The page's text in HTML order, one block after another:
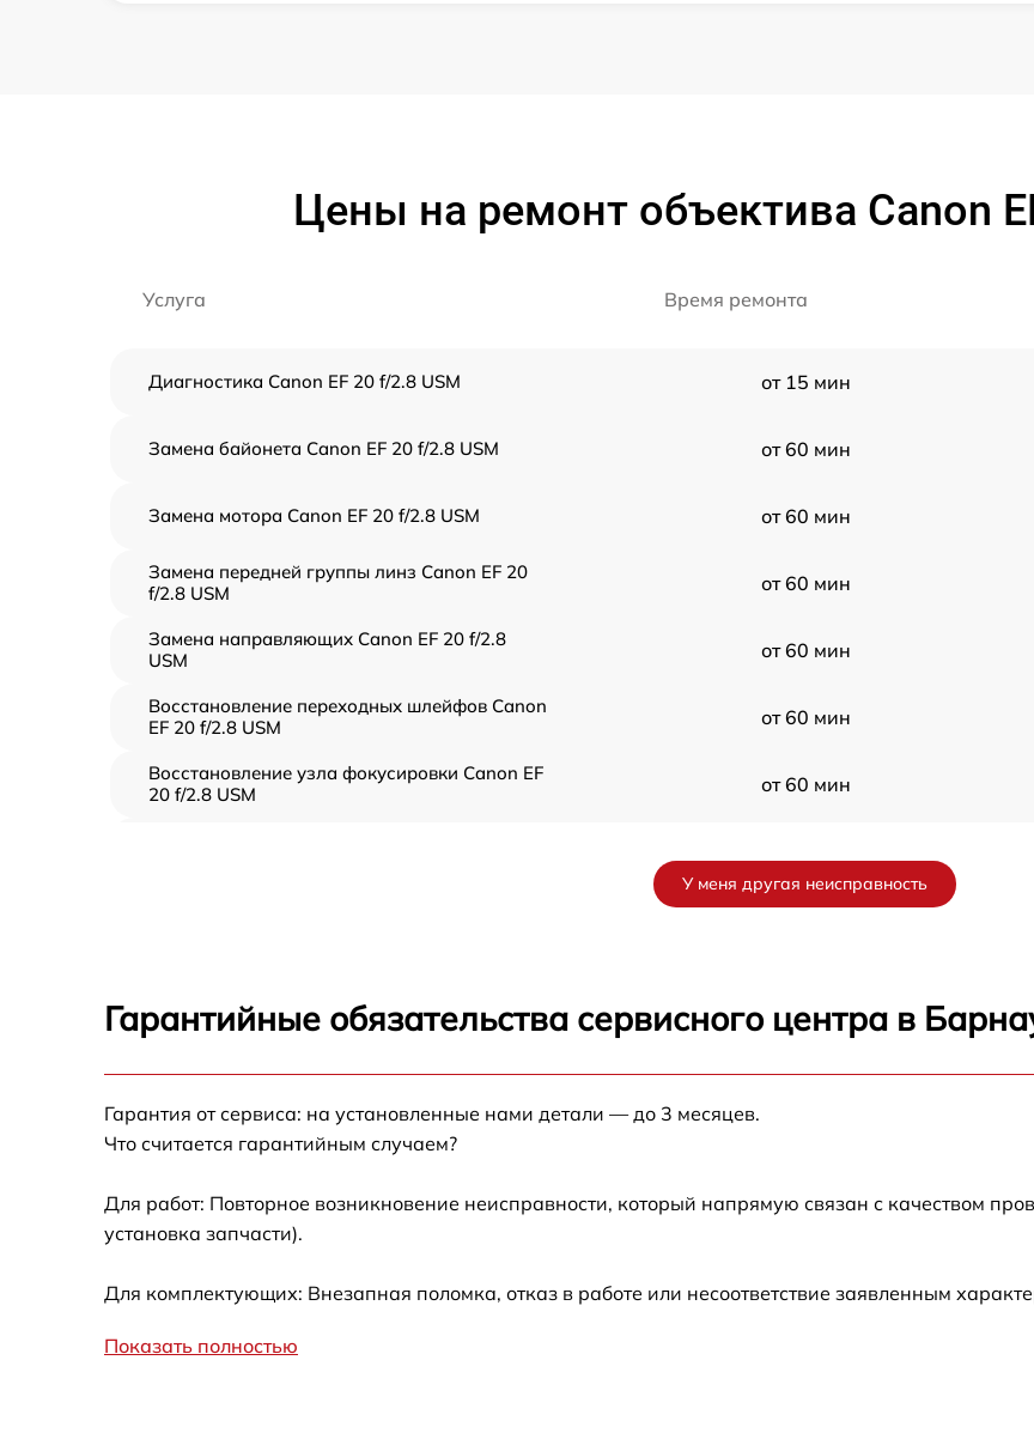
Цены на ремонт объектива Canon
Услуга Время ремонта
Диагностика Canon EF 20 f/2.8 USM от 15 мин
Замена байонета Canon EF 20 f/2.8 USM от 60 мин
Замена мотора Canon EF 20 f/2.8 USM от 60 мин
Замена передней группы линз Canon EF 20
f/2.8 USM
от 60 мин
Замена направляющих Canon EF 20 f/2.8
USM
от 60 мин
Восстановление переходных шлейфов Canon
EF 20 f/2.8 USM
от 60 мин
Восстановление узла фокусировки Canon EF
20 f/2.8 USM
от 60 мин
Обновление ПО Canon EF 20 f/2.8 USM
Настройка автофокуса Canon EF 20 f/2.8
Замена узла диафрагмы Canon EF 20 f/2.8
У меня другая неисправность
Гарантийные обязательства сервисного центра в
Гарантия от сервиса: на установленные нами детали — до 3 месяцев.
Что считается гарантийным случаем?
Для работ: Повторное возникновение неисправности, который напрямую связан с качеством
установка запчасти).
Для комплектующих: Внезапная поломка, отказ в работе или несоответствие заявленным
Показать полностью